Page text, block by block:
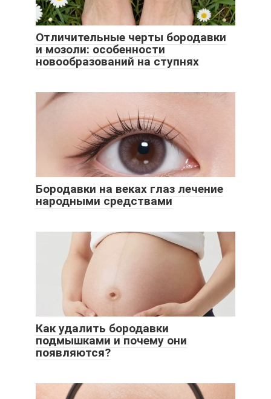
Отличительные черты бородавки
и мозоли: особенности
новообразований на ступнях
Бородавки на веках глаз лечение
народными средствами
Как удалить бородавки
подмышками и почему они
появляются?